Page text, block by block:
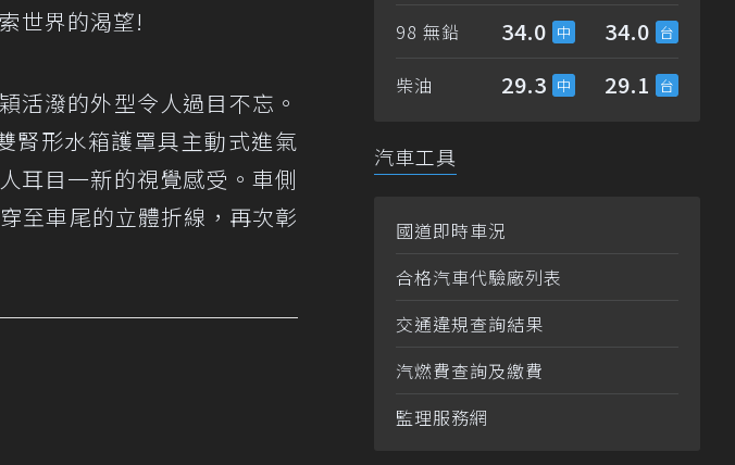
世界的渴望!
活潑的外型令人過目不忘。
腎形水箱護罩具主動式進氣
耳目一新的視覺感受。車側
至車尾的立體折線，再次彰
98 無鉛 34.0 34.0
柴油 29.3 29.1
汽車工具
國道即時車況
合格汽車代驗廠列表
交通違規查詢結果
汽燃費查詢及繳費
監理服務網